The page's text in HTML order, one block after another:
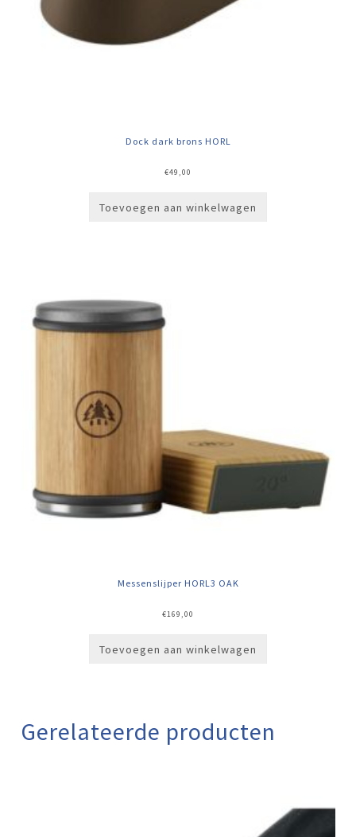
Dock dark brons HORL
€49,00
Toevoegen aan winkelwagen
Messenslijper HORL3 OAK
€169,00
Toevoegen aan winkelwagen
Gerelateerde producten